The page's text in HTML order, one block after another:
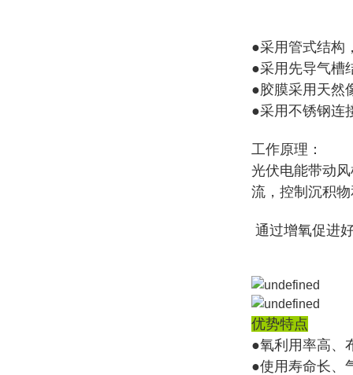
●采用管式结构
●采用先导气槽
●胶膜采用天然
●采用不锈钢连
工作原理：
光伏电能带动
流，控制沉积
通过增氧促进
优势特点
●氧利用率高、
●使用寿命长、